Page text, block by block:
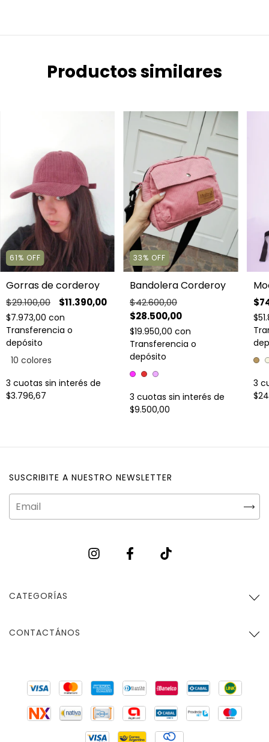
Productos similares
61% OFF
Gorras de corderoy
$29.100,00 $11.390,00
$7.973,00 con
Transferencia o
depósito
10 colores
3 cuotas sin interés de
$3.796,67
33% OFF
Bandolera Corderoy
$42.600,00
$28.500,00
$19.950,00 con
Transferencia o
depósito
3 cuotas sin interés de
$9.500,00
3
SUSCRIBITE A NUESTRO NEWSLETTER
CATEGORÍAS
CONTACTÁNOS